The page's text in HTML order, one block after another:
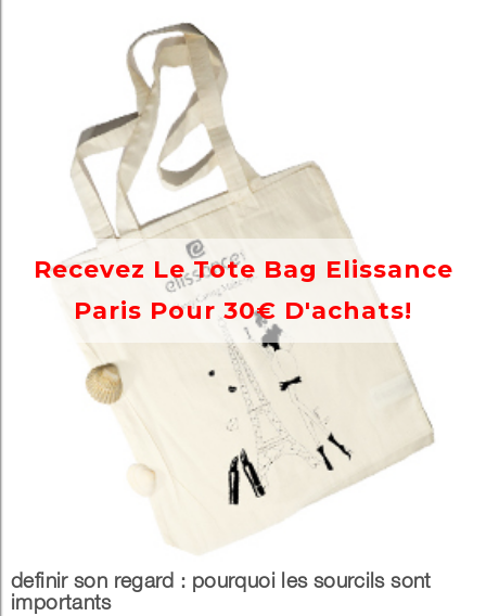
Recevez Le Tote Bag Elissance
Paris Pour 30€ D'achats!
definir son regard : pourquoi les sourcils sont
importants